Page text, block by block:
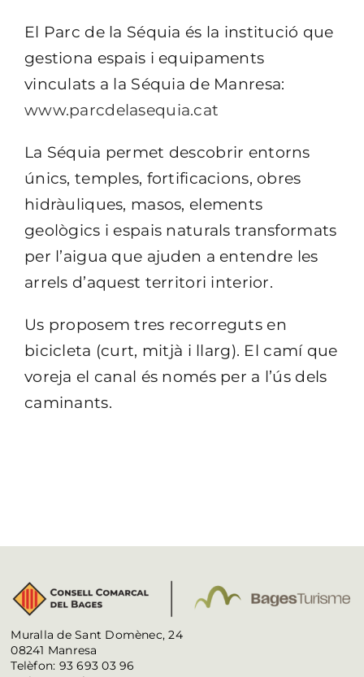
El Parc de la Séquia és la institució que
gestiona espais i equipaments
vinculats a la Séquia de Manresa:
www.parcdelasequia.cat
La Séquia permet descobrir entorns
únics, temples, fortificacions, obres
hidràuliques, masos, elements
geològics i espais naturals transformats
per l’aigua que ajuden a entendre les
arrels d’aquest territori interior.
Us proposem tres recorreguts en
bicicleta (curt, mitjà i llarg). El camí que
voreja el canal és només per a l’ús dels
caminants.
Muralla de Sant Domènec, 24
08241 Manresa
Telèfon: 93 693 03 96